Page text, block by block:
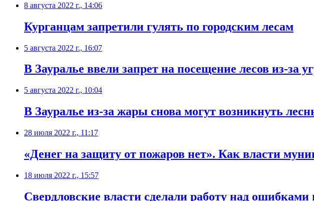
8 августа 2022 г., 14:06
Курганцам запретили гулять по городским лесам
5 августа 2022 г., 16:07
В Зауралье ввели запрет на посещение лесов из-за
5 августа 2022 г., 10:04
В Зауралье из-за жары снова могут возникнуть
28 июля 2022 г., 11:17
​«Денег на защиту от пожаров нет». Как власти
18 июля 2022 г., 15:57
​Свердловские власти сделали работу над